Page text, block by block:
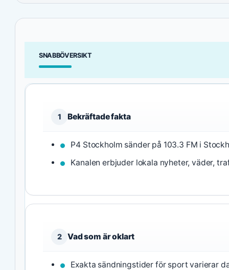
SNABBÖVERSIKT
1 Bekräftade fakta
P4 Stockholm sänder på 103.3 FM i
Kanalen erbjuder lokala nyheter, väder,
2 Vad som är oklart
Exakta sändningstider för sport varierar